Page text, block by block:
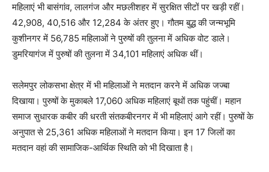
महिलाएं भी बासंगांव, लालगंज और मछलीशहर में सुरक्षित सीटों पर खड़ी रहीं।
42,908, 40,516 और 12,284 के अंतर हुए। गौतम बुद्ध की जन्मभूमि
कुशीनगर में 56,785 महिलाओं ने पुरुषों की तुलना में अधिक वोट डाले।
डुमरियागंज में पुरुषों की तुलना में 34,101 महिलाएं अधिक थीं।
सलेमपुर लोकसभा क्षेत्र में भी महिलाओं ने मतदान करने में अधिक जज्बा
दिखाया। पुरुषों के मुकाबले 17,060 अधिक महिलाएं बूथों तक पहुंचीं। महान
समाज सुधारक कबीर की धरती संतकबीरनगर में भी महिलाएं आगे रहीं। पुरुषों के
अनुपात से 25,361 अधिक महिलाओं ने मतदान किया। इन 17 जिलों का
मतदान वहां की सामाजिक-आर्थिक स्थिति को भी दिखाता है।